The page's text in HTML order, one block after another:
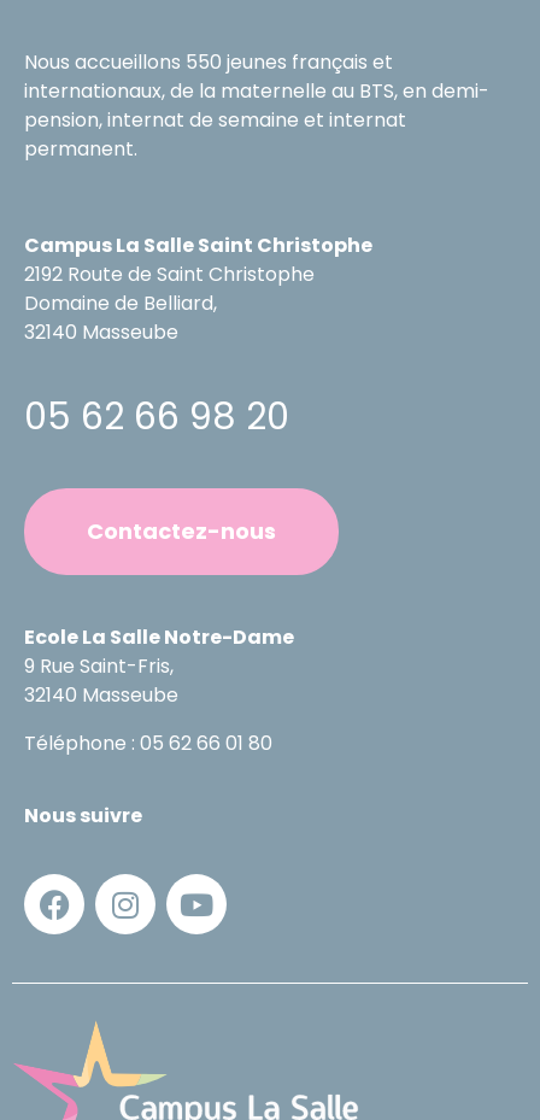
Nous accueillons 550 jeunes français et
internationaux, de la maternelle au BTS, en demi-
pension, internat de semaine et internat
permanent.
Campus La Salle Saint Christophe
2192 Route de Saint Christophe
Domaine de Belliard,
32140 Masseube
05 62 66 98 20
Contactez-nous
Ecole La Salle Notre-Dame
9 Rue Saint-Fris,
32140 Masseube
Téléphone : 05 62 66 01 80
Nous suivre